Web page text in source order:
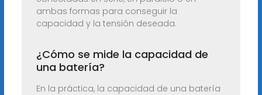
ambas formas para conseguir la
capacidad y la tensión deseada.
¿Cómo se mide la capacidad de
una batería?
En la práctica, la capacidad de una batería